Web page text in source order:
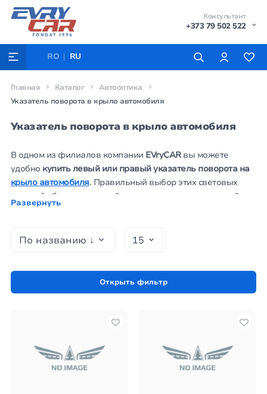
Консультант
+373 79 502 522
RO RU
Главная Каталог
Автооптика
Указатель поворота в крыло автомобиля
Указатель поворота в крыло автомобиля
В одном из филиалов компании EVryCARвы можете
удобно купить левый или правый указатель поворота на
крыло автомобиля. Правильный выбор этих световых
деталей обеспечит вашей машине не только стильный
внешний вид, но и критически важную степень
автооптикинаши опытные консультанты помогут
autoworld.md вы можете легкозаказать повторители
поворотов, а также такиекузовные детали, каккрылья,
полноценный и безопасный вид.
Развернуть
Открыть фильтр